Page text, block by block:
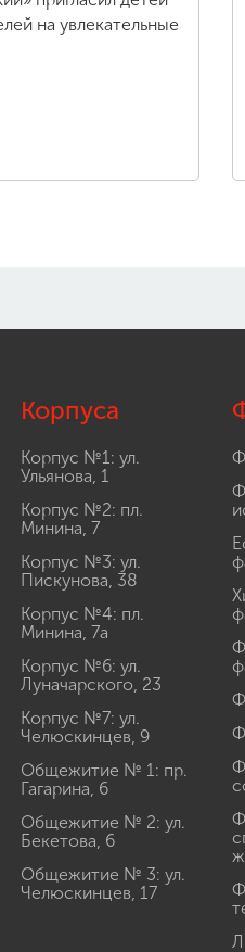
на увлекательные
Корпуса
Корпус №1: ул.
Ульянова, 1
Корпус №2: пл.
Минина, 7
Корпус №3: ул.
Пискунова, 38
Корпус №4: пл.
Минина, 7а
Корпус №6: ул.
Луначарского, 23
Корпус №7: ул.
Челюскинцев, 9
Общежитие № 1: пр.
Гагарина, 6
Общежитие № 2: ул.
Бекетова, 6
Общежитие № 3: ул.
Челюскинцев, 17